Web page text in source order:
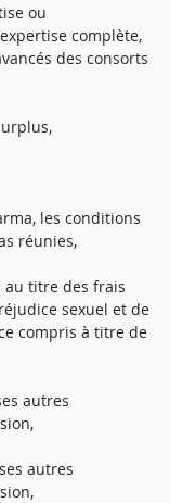
ou
complète,
des consorts
les conditions
réunies,
au titre des frais
sexuel et de
compris à titre de
autres
autres